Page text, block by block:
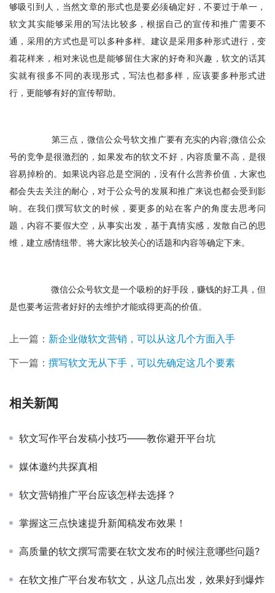
够吸引到人，当然文章的形式也是要必须确定好，不要过于单一，
软文其实能够采用的写法比较多，根据自己的宣传和推广需要不
通，采用的方式也是可以多种多样。建议是采用多种形式进行，变
着花样来，相对来说也是能够留住大家的好奇和兴趣，软文的话其
实就有很多不同的表现形式，写法也都多样，应该要多种形式进
行，更能够有好的宣传帮助。
第三点，微信公众号软文推广要有充实的内容;微信公众
号的竞争是很激烈的，如果发布的软文不好，内容质量不高，是很
容易掉粉的。如果说内容总是空洞的，没有什么营养价值，大家也
都会失去关注的耐心，对于公众号的发展和推广来说也都会受到影
响。在我们撰写软文的时候，要更多的站在客户的角度去思考问
题，内容不要假大空，从事实出发，基于真情实感，发散自己的思
维，建立感情纽带。将大家比较关心的话题和内容等确定下来。
微信公众号软文是一个吸粉的好手段，赚钱的好工具，但
是也要考运营者好好的去维护才能或得更高的价值。
上一篇： 新企业做软文营销，可以从这几个方面入手
下一篇： 撰写软文无从下手，可以先确定这几个要素
相关新闻
软文写作平台发稿小技巧——教你避开平台坑
媒体邀约共探真相
软文营销推广平台应该怎样去选择？
掌握这三点快速提升新闻稿发布效果！
高质量的软文撰写需要在软文发布的时候注意哪些问题?
在软文推广平台发布软文，从这几点出发，效果好到爆炸